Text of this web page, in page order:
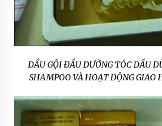
DẦU GỘI ĐẦU DƯỠNG TÓC DẦU
SHAMPOO VÀ HOẠT ĐỘNG GIAO